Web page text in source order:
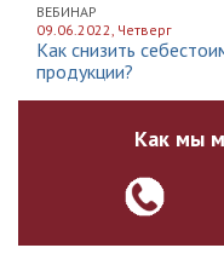
ВЕБИНАР
09.06.2022, Четверг
Как снизить
продукции?
Как мы